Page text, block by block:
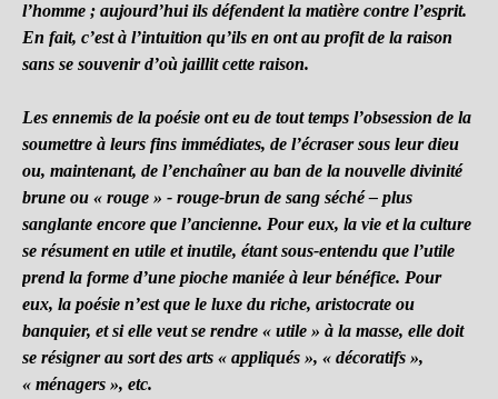
l’homme ; aujourd’hui ils défendent la matière contre l’esprit.
En fait, c’est à l’intuition qu’ils en ont au profit de la raison
sans se souvenir d’où jaillit cette raison.
Les ennemis de la poésie ont eu de tout temps l’obsession de la
soumettre à leurs fins immédiates, de l’écraser sous leur dieu
ou, maintenant, de l’enchaîner au ban de la nouvelle divinité
brune ou « rouge » - rouge-brun de sang séché – plus
sanglante encore que l’ancienne. Pour eux, la vie et la culture
se résument en utile et inutile, étant sous-entendu que l’utile
prend la forme d’une pioche maniée à leur bénéfice. Pour
eux, la poésie n’est que le luxe du riche, aristocrate ou
banquier, et si elle veut se rendre « utile » à la masse, elle doit
se résigner au sort des arts « appliqués », « décoratifs »,
« ménagers », etc.